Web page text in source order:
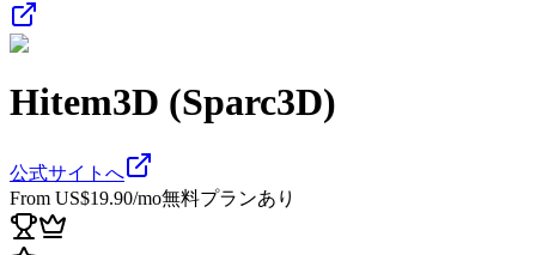
Hitem3D (Sparc3D)
公式サイトへ
From US$19.90/mo無料プランあり